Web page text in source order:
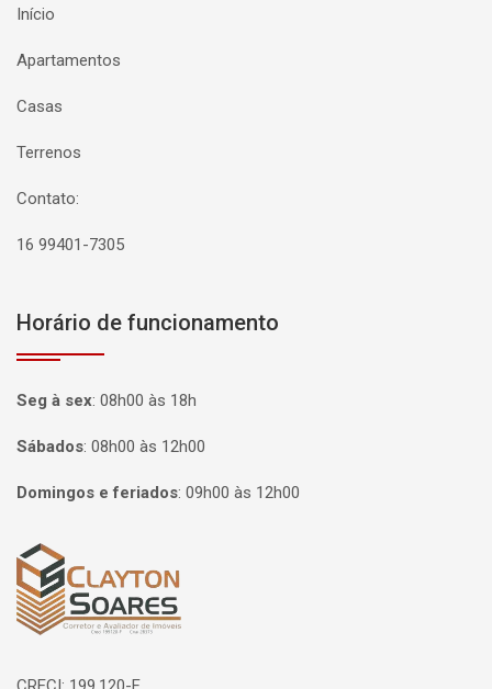
Início
Apartamentos
Casas
Terrenos
Contato:
16 99401-7305
Horário de funcionamento
Seg à sex: 08h00 às 18h
Sábados: 08h00 às 12h00
Domingos e feriados: 09h00 às 12h00
Página inicial